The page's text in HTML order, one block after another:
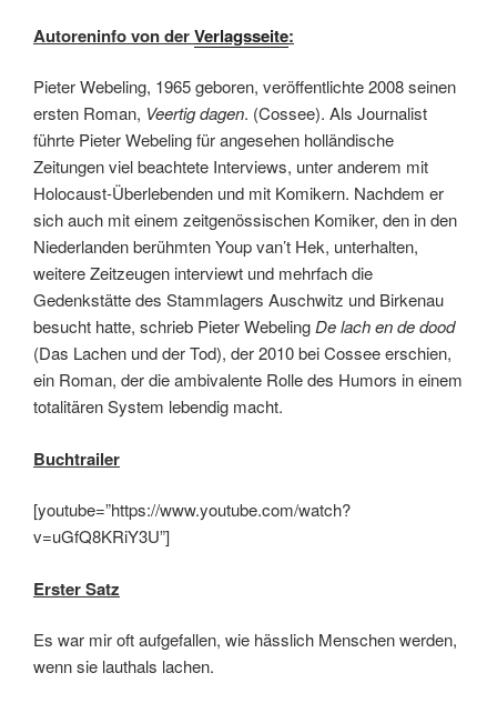
Autoreninfo von derVerlagsseite:
Pieter Webeling, 1965 geboren, veröffentlichte 2008 seinen
ersten Roman, Veertig dagen. (Cossee). Als Journalist
führte Pieter Webeling für angesehen holländische
Zeitungen viel beachtete Interviews, unter anderem mit
Holocaust-Überlebenden und mit Komikern. Nachdem er
sich auch mit einem zeitgenössischen Komiker, den in den
Niederlanden berühmten Youp van’t Hek, unterhalten,
weitere Zeitzeugen interviewt und mehrfach die
Gedenkstätte des Stammlagers Auschwitz und Birkenau
besucht hatte, schrieb Pieter WebelingDe lach en de dood
(Das Lachen und der Tod), der 2010 bei Cossee erschien,
ein Roman, der die ambivalente Rolle des Humors in einem
totalitären System lebendig macht.
Buchtrailer
[youtube=”https://www.youtube.com/watch?
v=uGfQ8KRiY3U”]
Erster Satz
Es war mir oft aufgefallen, wie hässlich Menschen werden,
wenn sie lauthals lachen.